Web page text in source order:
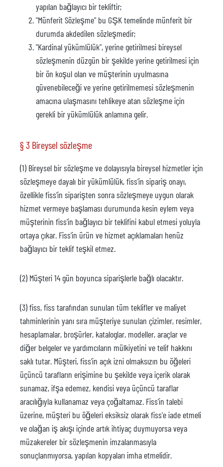
yapılan bağlayıcı bir tekliftir;
"Münferit Sözleşme" bu GŞK temelinde münferit bir
durumda akdedilen sözleşmedir;
"Kardinal yükümlülük", yerine getirilmesi bireysel
sözleşmenin düzgün bir şekilde yerine getirilmesi için
bir ön koşul olan ve müşterinin uyulmasına
güvenebileceği ve yerine getirilmemesi sözleşmenin
amacına ulaşmasını tehlikeye atan sözleşme için
gerekli bir yükümlülük anlamına gelir.
§ 3 Bireysel sözleşme
(1) Bireysel bir sözleşme ve dolayısıyla bireysel hizmetler için
sözleşmeye dayalı bir yükümlülük, fiss'in sipariş onayı,
özellikle fiss'in siparişten sonra sözleşmeye uygun olarak
hizmet vermeye başlaması durumunda kesin eylem veya
müşterinin fiss'in bağlayıcı bir teklifini kabul etmesi yoluyla
ortaya çıkar. Fiss'in ürün ve hizmet açıklamaları henüz
bağlayıcı bir teklif teşkil etmez.
(2) Müşteri 14 gün boyunca siparişlerle bağlı olacaktır.
(3) fiss, fiss tarafından sunulan tüm teklifler ve maliyet
tahminlerinin yanı sıra müşteriye sunulan çizimler, resimler,
hesaplamalar, broşürler, kataloglar, modeller, araçlar ve
diğer belgeler ve yardımcıların mülkiyetini ve telif hakkını
saklı tutar. Müşteri, fiss'in açık izni olmaksızın bu öğeleri
üçüncü tarafların erişimine bu şekilde veya içerik olarak
sunamaz, ifşa edemez, kendisi veya üçüncü taraflar
aracılığıyla kullanamaz veya çoğaltamaz. Fiss'in talebi
üzerine, müşteri bu öğeleri eksiksiz olarak fiss'e iade etmeli
ve olağan iş akışı içinde artık ihtiyaç duymuyorsa veya
müzakereler bir sözleşmenin imzalanmasıyla
sonuçlanmıyorsa, yapılan kopyaları imha etmelidir.